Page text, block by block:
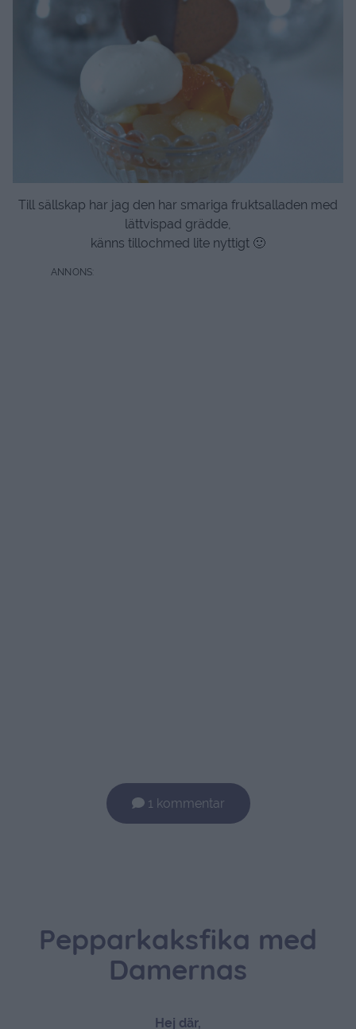
Till sällskap har jag den har smariga fruktsalladen med
lättvispad grädde,
känns tillochmed lite nyttigt 🙂
1 kommentar
Pepparkaksfika med
Damernas
Hej där,